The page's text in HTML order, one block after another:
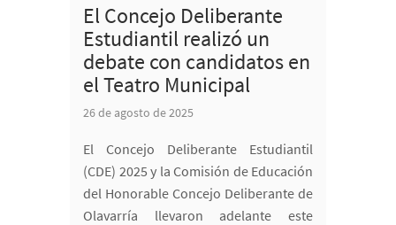
El Concejo Deliberante
Estudiantil realizó un
debate con candidatos en
el Teatro Municipal
26 de agosto de 2025
El Concejo Deliberante Estudiantil
(CDE) 2025 y la Comisión de Educación
del Honorable Concejo Deliberante de
Olavarría llevaron adelante este